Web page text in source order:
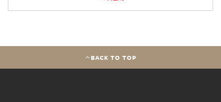
BACK TO TOP